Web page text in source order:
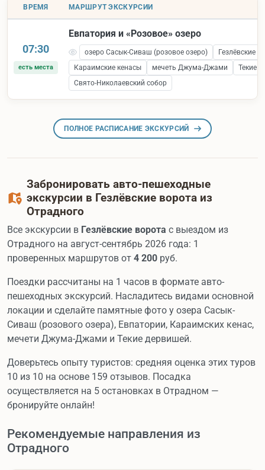
ВРЕМЯ МАРШРУТ ЭКСКУРСИИ
07:30
есть места
Евпатория и «Розовое» озеро
озеро Сасык-Сиваш (розовое озеро)
Гезлёвские
Караимские кенасы
мечеть Джума-Джами
Текие
Свято-Николаевский собор
ПОЛНОЕ РАСПИСАНИЕ ЭКСКУРСИЙ
Забронировать авто-пешеходные
экскурсии в Гезлёвские ворота из
Отрадного
Все экскурсии в Гезлёвские ворота с выездом из
Отрадного на август-сентябрь 2026 года: 1
проверенных маршрутов от 4 200 руб.
Поездки рассчитаны на 1 часов в формате авто-
пешеходных экскурсий. Насладитесь видами основной
локации и сделайте памятные фото у озера Сасык-
Сиваш (розового озера), Евпатории, Караимских кенас,
мечети Джума-Джами и Текие дервишей.
Доверьтесь опыту туристов: средняя оценка этих туров
10 из 10 на основе 159 отзывов. Посадка
осуществляется на 5 остановках в Отрадном —
бронируйте онлайн!
Рекомендуемые направления из
Отрадного